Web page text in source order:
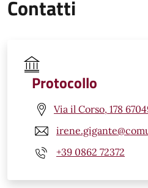
Contatti
Protocollo
Via il Corso, 178
+39 0862 72372